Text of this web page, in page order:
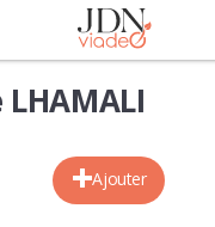
Ajouter